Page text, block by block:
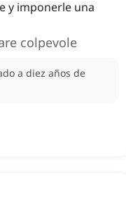
y imponerle una
colpevole
a diez años de